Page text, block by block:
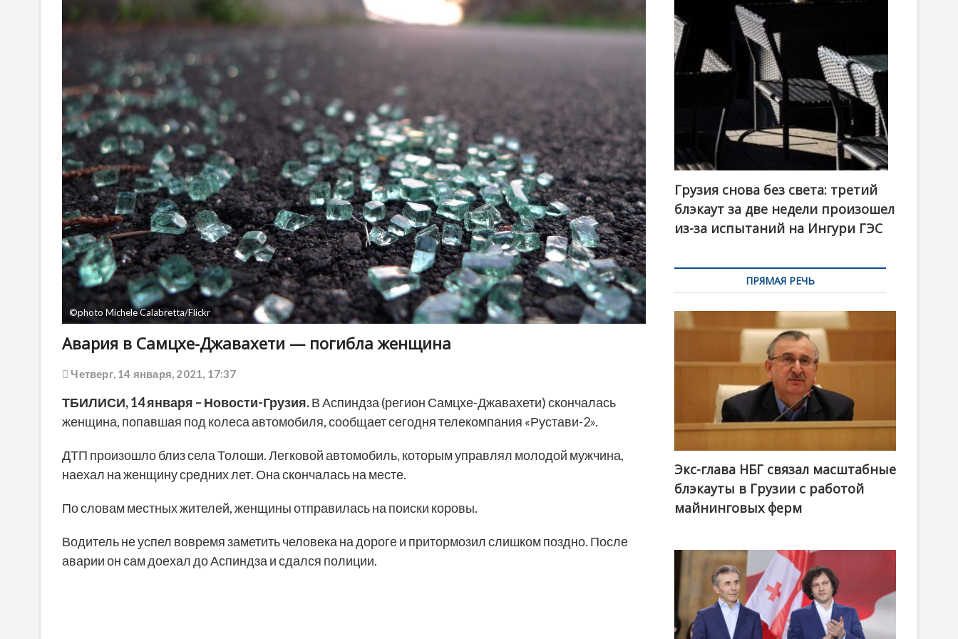
©photo Michele Calabretta/Flickr
Авария в Самцхе-Джавахети — погибла женщина
Четверг, 14 января, 2021, 17:37
ТБИЛИСИ,14января – Новости-Грузия.В Аспиндза (регион Самцхе-Джавахети) скончалась
женщина, попавшая под колеса автомобиля, сообщает сегодня телекомпания «Рустави-2».
ДТП произошло близ села Толоши. Легковой автомобиль, которым управлял молодой мужчина,
наехал на женщину средних лет. Она скончалась на месте.
По словам местных жителей, женщины отправилась на поиски коровы.
Водитель не успел вовремя заметить человека на дороге и притормозил слишком поздно. После
аварии он сам доехал до Аспиндза и сдался полиции.
Грузия снова без света: третий
блэкаут за две недели произошел
из-за испытаний на Ингури ГЭС
ПРЯМАЯ РЕЧЬ
Экс-глава НБГ связал масштабные
блэкауты в Грузии с работой
майнинговых ферм